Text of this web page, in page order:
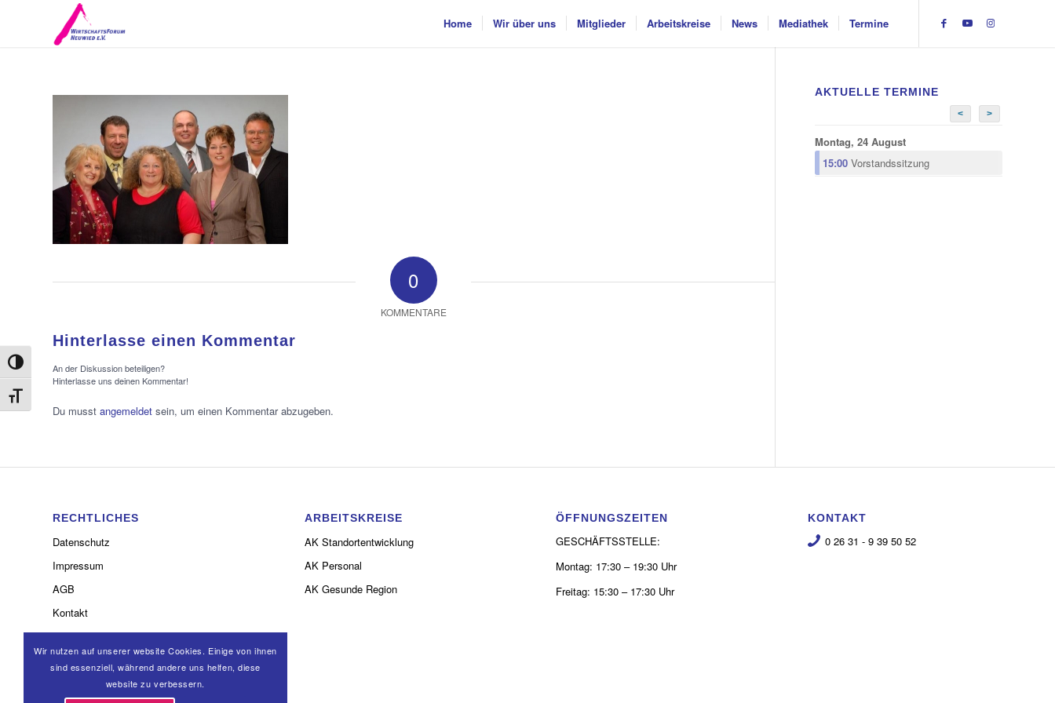
Umschalten auf hohe Kontraste
Schrift vergrößern
Home Wir über uns Mitglieder Arbeitskreise News Mediathek Termine
0
KOMMENTARE
Hinterlasse einen Kommentar
An der Diskussion beteiligen?
Hinterlasse uns deinen Kommentar!
Du musst angemeldet sein, um einen Kommentar abzugeben.
AKTUELLE TERMINE
< >
Montag, 24 August
15:00 Vorstandssitzung
RECHTLICHES
Datenschutz
Impressum
AGB
Kontakt
ARBEITSKREISE
AK Standortentwicklung
AK Personal
AK Gesunde Region
ÖFFNUNGSZEITEN
GESCHÄFTSSTELLE:
Montag: 17:30 – 19:30 Uhr
Freitag: 15:30 – 17:30 Uhr
KONTAKT
0 26 31 - 9 39 50 52
Wir nutzen auf unserer website Cookies. Einige von ihnen
sind essenziell, während andere uns helfen, diese
website zu verbessern.